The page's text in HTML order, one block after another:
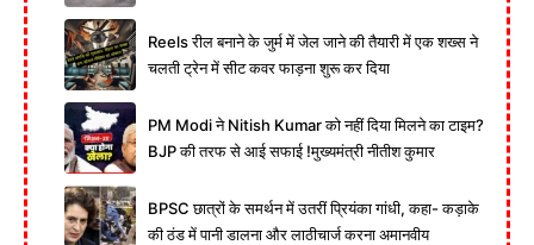
Reels रील बनाने के जुर्म में जेल जाने की तैयारी में एक शख्स ने
चलती ट्रेन में सीट कवर फाड़ना शुरू कर दिया
PM Modi ने Nitish Kumar को नहीं दिया मिलने का टाइम?
BJP की तरफ से आई सफाई !मुख्यमंत्री नीतीश कुमार
BPSC छात्रों के समर्थन में उतरीं प्रियंका गांधी, कहा- कड़ाके
की ठंड में पानी डालना और लाठीचार्ज करना अमानवीय